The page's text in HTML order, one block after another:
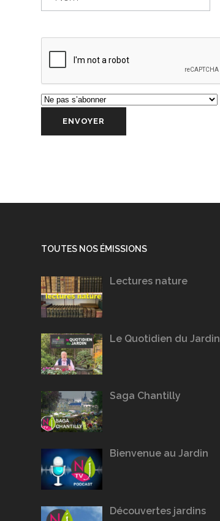
TOUTES NOS ÉMISSIONS
Lectures nature
Le Quotidien du Jardin
Saga Chantilly
Bienvenue au Jardin
Découvertes jardins